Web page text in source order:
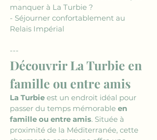
manquer à La Turbie ?
- Séjourner confortablement au
Relais Impérial
---
Découvrir La Turbie en
famille ou entre amis
La Turbie est un endroit idéal pour
passer du temps mémorable en
famille ou entre amis. Située à
proximité de la Méditerranée, cette